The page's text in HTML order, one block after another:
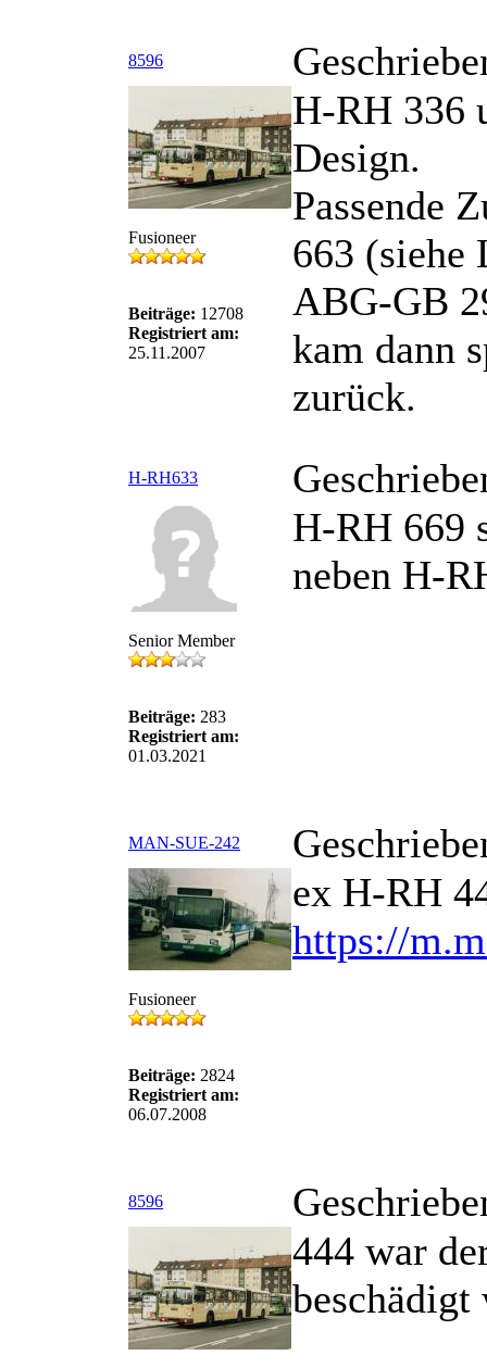
8596
Fusioneer
Beiträge: 12708
Registriert am:
25.11.2007
H-RH 336
Design.
Passende
663
ABG-GB
kam dann
zurück.
H-RH633
Senior Member
Beiträge: 283
Registriert am:
01.03.2021
H-RH 669
neben H-
MAN-SUE-242
Fusioneer
Beiträge: 2824
Registriert am:
06.07.2008
ex H-RH
https://
8596
444 war
beschädigt